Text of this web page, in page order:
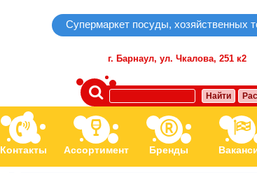
Супермаркет посуды, хозяйственных
г. Барнаул, ул. Чкалова, 251 к2
Найти
Контакты Ассортимент Бренды